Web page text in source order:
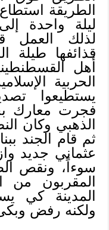
الطريقة
ليلة واحدة
لذلك العمل
قذائفها طيلة
أهل
الحربية
يستطيعوا
فجرت معارك
الذهبي وكان
ثم قام الجند
عثماني جديد
سوءاً، ونقص
المقربون من
المدينة كي
ولكنه رفض